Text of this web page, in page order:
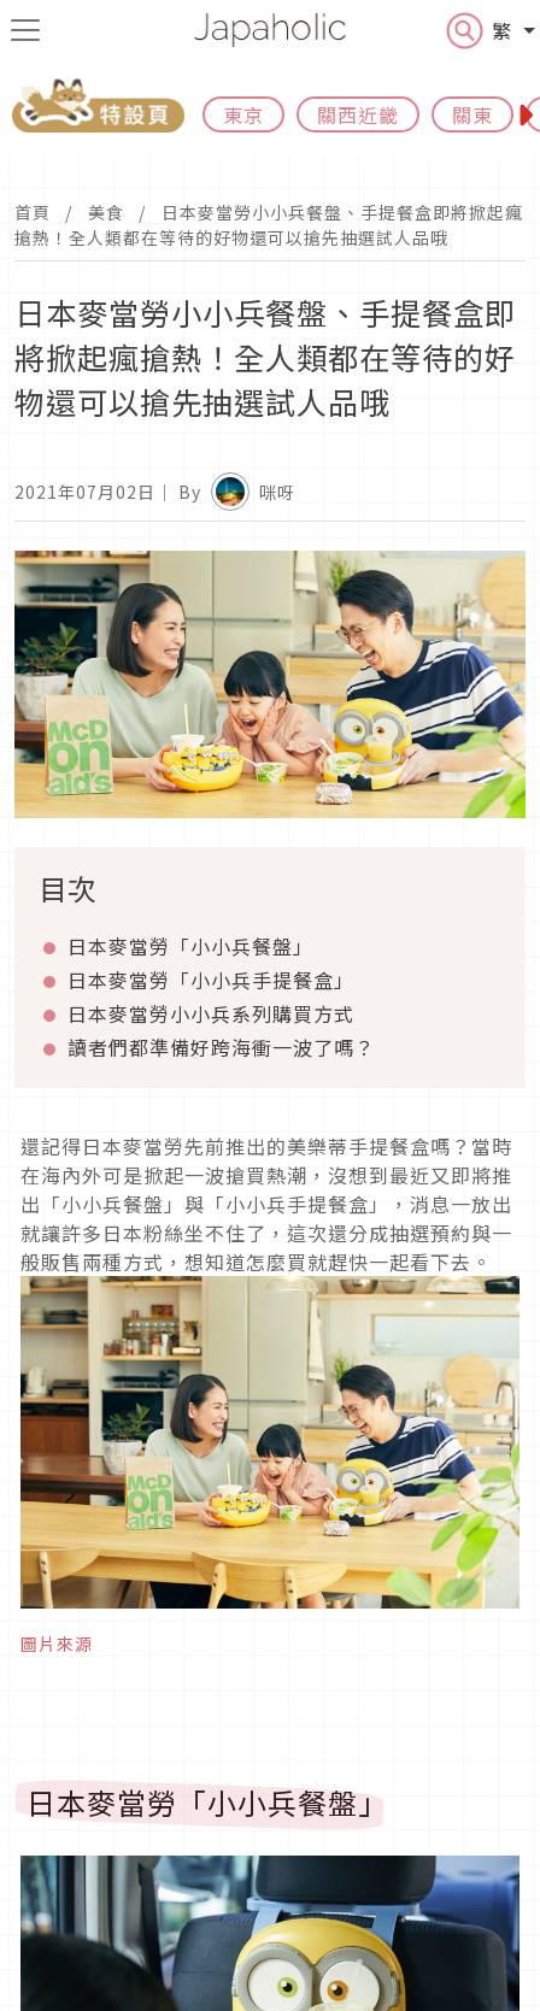
繁
東京 關西近畿 關東
首頁 美食
日本麥當勞小小兵餐盤、手提餐盒即將掀起瘋
搶熱！全人類都在等待的好物還可以搶先抽選試人品哦
日本麥當勞小小兵餐盤、手提餐盒即
將掀起瘋搶熱！全人類都在等待的好
物還可以搶先抽選試人品哦
2021年07月02日 ｜ By 咪呀
目次
日本麥當勞「小小兵餐盤」
日本麥當勞「小小兵手提餐盒」
日本麥當勞小小兵系列購買方式
讀者們都準備好跨海衝一波了嗎？
還記得日本麥當勞先前推出的美樂蒂手提餐盒嗎？當時
在海內外可是掀起一波搶買熱潮，沒想到最近又即將推
出「小小兵餐盤」與「小小兵手提餐盒」，消息一放出
就讓許多日本粉絲坐不住了，這次還分成抽選預約與一
般販售兩種方式，想知道怎麼買就趕快一起看下去。
圖片來源
日本麥當勞「小小兵餐盤」